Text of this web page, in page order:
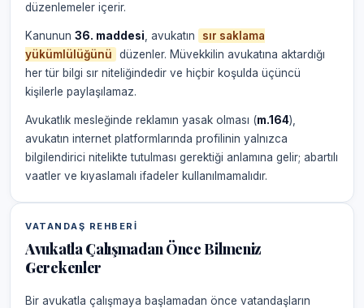
düzenlemeler içerir.
Kanunun 36. maddesi , avukatın
sır saklama
yükümlülüğünü
düzenler. Müvekkilin avukatına aktardığı
her tür bilgi sır niteliğindedir ve hiçbir koşulda üçüncü
kişilerle paylaşılamaz.
Avukatlık mesleğinde reklamın yasak olması (m.164),
avukatın internet platformlarında profilinin yalnızca
bilgilendirici nitelikte tutulması gerektiği anlamına gelir; abartılı
vaatler ve kıyaslamalı ifadeler kullanılmamalıdır.
VATANDAŞ REHBERI
Avukatla Çalışmadan Önce Bilmeniz
Gerekenler
Bir avukatla çalışmaya başlamadan önce vatandaşların